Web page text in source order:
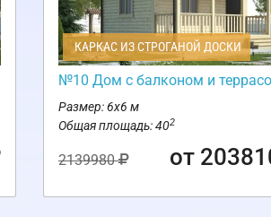
КАРКАС ИЗ СТРОГАНОЙ ДОСКИ
№10 Дом с балконом и
Размер: 6х6 м
Общая площадь: 402
2139980 от